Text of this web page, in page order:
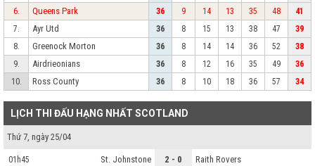
6.
Queens Park 36 9 14 13 35 48
41
7.
Ayr Utd 36 8 15 13 38 47
39
8.
Greenock Morton 36 8 14 14 36 52
38
9.
Airdrieonians 36 8 12 16 35 49
36
10.
Ross County 36 8 10 18 36 57 34
LỊCH THI ĐẤU HẠNG NHẤT SCOTLAND
Thứ 7, ngày 25/04
01h45 St. Johnstone 2 - 0 Raith Rovers